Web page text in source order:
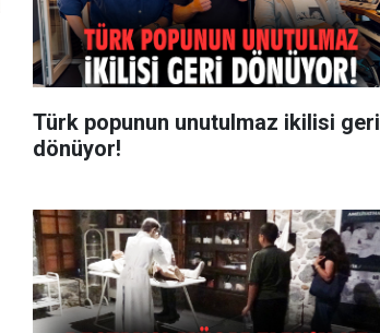
Türk popunun unutulmaz ikilisi geri
dönüyor!